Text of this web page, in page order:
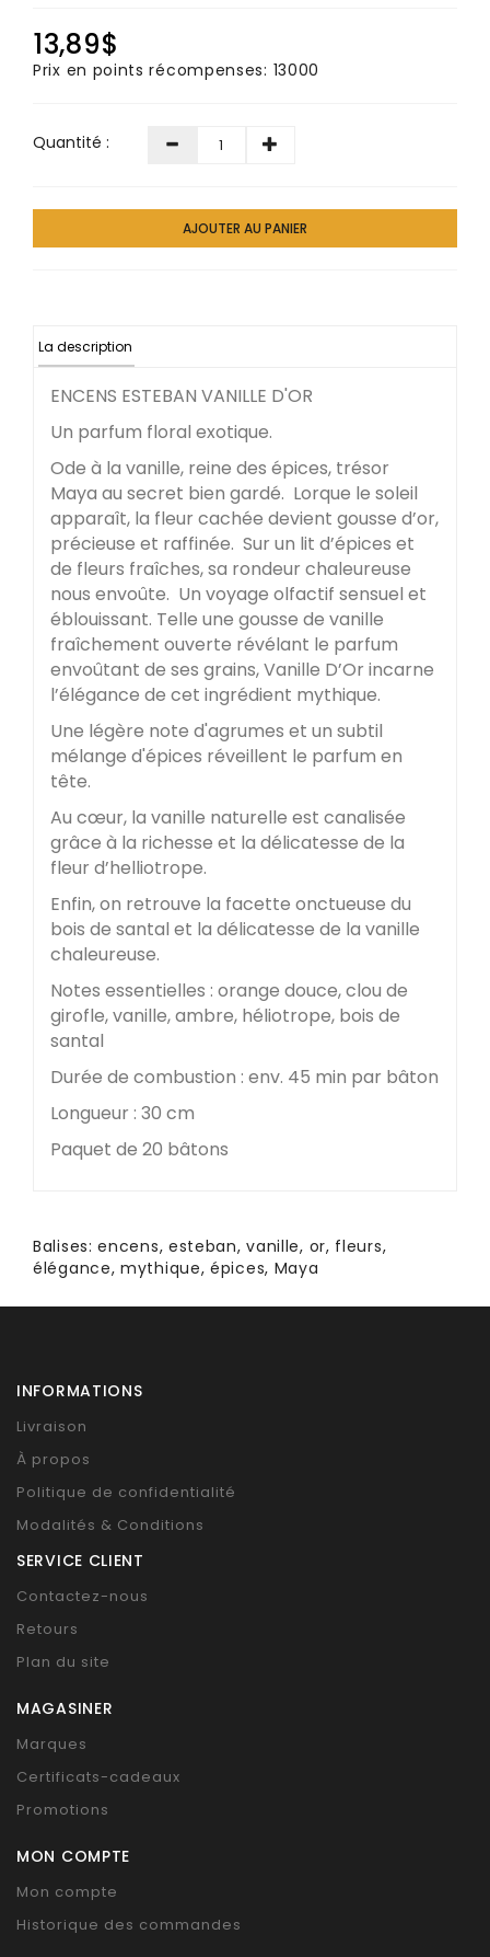
13,89$
Prix en points récompenses: 13000
Quantité :
AJOUTER AU PANIER
La description
ENCENS ESTEBAN VANILLE D'OR
Un parfum floral exotique.
Ode à la vanille, reine des épices, trésor
Maya au secret bien gardé. Lorque le soleil
apparaît, la fleur cachée devient gousse d’or,
précieuse et raffinée. Sur un lit d’épices et
de fleurs fraîches, sa rondeur chaleureuse
nous envoûte. Un voyage olfactif sensuel et
éblouissant. Telle une gousse de vanille
fraîchement ouverte révélant le parfum
envoûtant de ses grains, Vanille D’Or incarne
l’élégance de cet ingrédient mythique.
Une légère note d'agrumes et un subtil
mélange d'épices réveillent le parfum en
tête.
Au cœur, la vanille naturelle est canalisée
grâce à la richesse et la délicatesse de la
fleur d’helliotrope.
Enfin, on retrouve la facette onctueuse du
bois de santal et la délicatesse de la vanille
chaleureuse.
Notes essentielles : orange douce, clou de
girofle, vanille, ambre, héliotrope, bois de
santal
Durée de combustion : env. 45 min par bâton
Longueur : 30 cm
Paquet de 20 bâtons
Balises:encens, esteban,vanille, or, fleurs,
élégance,mythique,épices, Maya
INFORMATIONS
Livraison
À propos
Politique de confidentialité
Modalités & Conditions
SERVICE CLIENT
Contactez-nous
Retours
Plan du site
MAGASINER
Marques
Certificats-cadeaux
Promotions
MON COMPTE
Mon compte
Historique des commandes